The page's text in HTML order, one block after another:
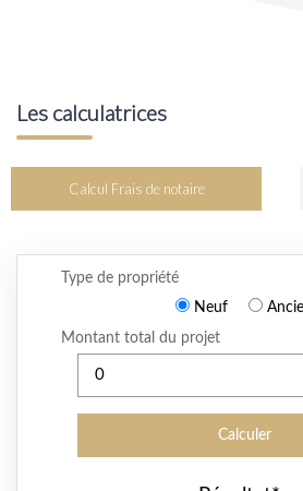
Les calculatrices
Calcul Frais de notaire